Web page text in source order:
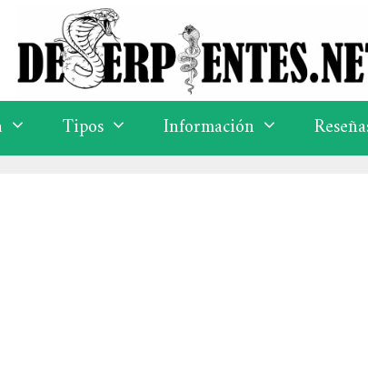
Tipos Información